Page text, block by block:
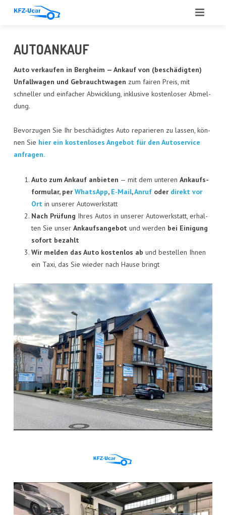
LEIS­TUN­GEN
ANGE­BOT
ANKAUF
GUT­ACH­TEN
AUTO­GLAS
REFE­REN­ZEN
KON­TAKT
VISI­TEN­KAR­TE
AUTO­AN­KAUF
Auto ver­kau­fen in Berg­heim — Ankauf von (beschä­dig­ten)
Unfall­wa­gen und Gebraucht­wa­gen zum fai­ren Preis, mit
schnel­ler und ein­fa­cher Abwick­lung, inklu­si­ve kos­ten­lo­ser Abmel­
dung.
Bevor­zu­gen Sie Ihr beschä­dig­tes Auto repa­rie­ren zu las­sen, kön­
nen Sie hier ein kos­ten­lo­ses Ange­bot für den Auto­ser­vice
anfragen.
Auto zum Ankauf anbie­ten — mit dem unte­ren Ankaufs­
for­mu­lar, per Whats­App, E‑Mail,Anrufoder direkt vor
Ortin unse­rer Autowerkstatt
Nach Prü­fung Ihres Autos in unse­rer Auto­werk­statt, erhal­
ten Sie unser Ankaufs­an­ge­bot und wer­den bei Eini­gung
sofort bezahlt
Wir mel­den das Auto kos­ten­los ab und bestel­len Ihnen
ein Taxi, das Sie wie­der nach Hau­se bringt